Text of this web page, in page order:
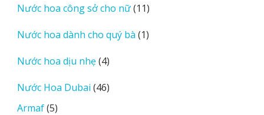
phẩm
Nước hoa công sở cho nữ 1111
phẩm
Nước hoa dành cho quý bà 11
Nước hoa dịu nhẹ 44
phẩm
Nước Hoa Dubai 4646
Armaf 55